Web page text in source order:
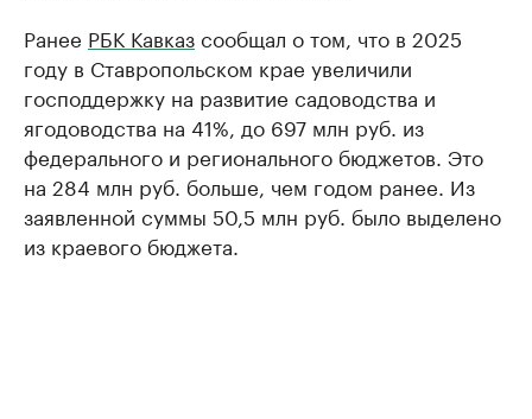
Ранее РБК Кавказсообщал о том, что в 2025
году в Ставропольском крае увеличили
господдержку на развитие садоводства и
ягодоводства на 41%, до 697 млн руб. из
федерального и регионального бюджетов. Это
на 284 млн руб. больше, чем годом ранее. Из
заявленной суммы 50,5 млн руб. было выделено
из краевого бюджета.